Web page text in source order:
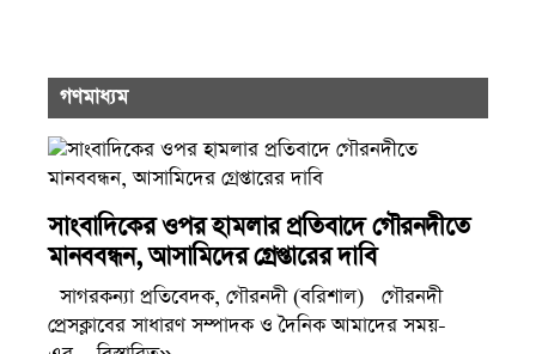
গণমাধ্যম
সাংবাদিকের ওপর হামলার প্রতিবাদে গৌরনদীতে
মানববন্ধন, আসামিদের গ্রেপ্তারের দাবি
সাগরকন্যা প্রতিবেদক, গৌরনদী (বরিশাল) গৌরনদী
প্রেসক্লাবের সাধারণ সম্পাদক ও দৈনিক আমাদের সময়-
এর... বিস্তারিত»